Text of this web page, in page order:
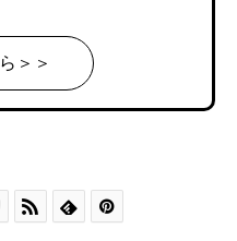
＞＞
  